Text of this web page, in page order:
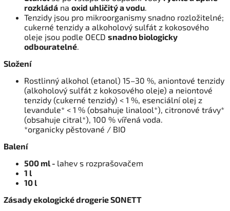
rozkládá na oxid uhličitý a vodu.
Tenzidy jsou pro mikroorganismy snadno rozložitelné;
cukerné tenzidy a alkoholový sulfát z kokosového
oleje jsou podle OECD snadno biologicky
odbouratelné.
Složení
Rostlinný alkohol (etanol) 15–30 %, aniontové tenzidy
(alkoholový sulfát z kokosového oleje) a neiontové
tenzidy (cukerné tenzidy) < 1 %, esenciální olej z
levandule* < 1 % (obsahuje linalool*), citronové trávy*
(obsahuje citral*), 100 % vířená voda.
*organicky pěstované / BIO
Balení
500 ml - lahev s rozprašovačem
1 l
10 l
Zásady ekologické drogerie SONETT